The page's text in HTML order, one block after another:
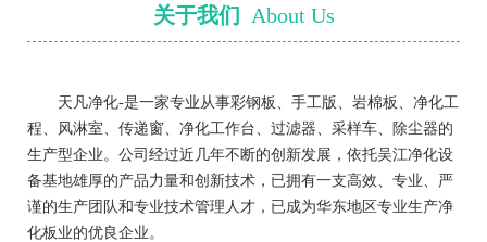
关于我们 About Us
天凡净化-是一家专业从事彩钢板、手工版、岩棉板、净化工
程、风淋室、传递窗、净化工作台、过滤器、采样车、除尘器的
生产型企业。公司经过近几年不断的创新发展，依托吴江净化设
备基地雄厚的产品力量和创新技术，已拥有一支高效、专业、严
谨的生产团队和专业技术管理人才，已成为华东地区专业生产净
化板业的优良企业。